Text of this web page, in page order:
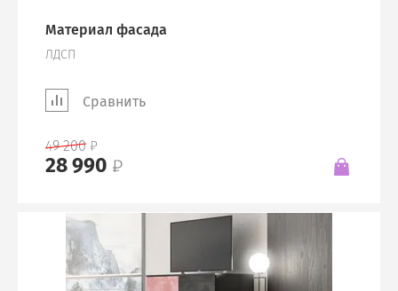
Материал фасада
ЛДСП
Сравнить
49 200
28 990